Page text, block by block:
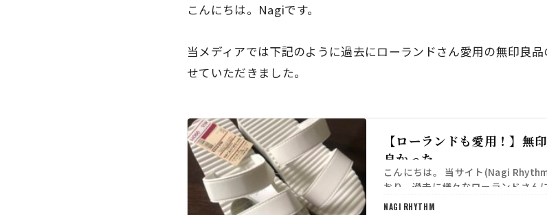
こんにちは。Nagiです。
当メディアでは下記のように過去にローランドさん愛用の無印良
せていただきました。
【ローランドも愛用！】無
良かった
こんにちは。 当サイト(Nagi
おり、過去に様々なローランドさん
ただきました。 https://sib-offi…
NAGI RHYTHM